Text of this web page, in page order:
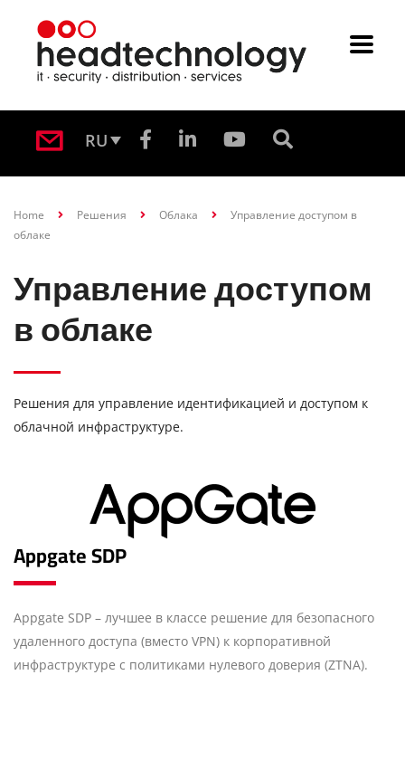
RU
Home Решения Облака
Управление доступом в
облаке
Управление доступом
в облаке
Решения для управление идентификацией и доступом к
облачной инфраструктуре.
Appgate SDP
Appgate SDP – лучшее в классе решение для безопасного
удаленного доступа (вместо VPN) к корпоративной
инфраструктуре с политиками нулевого доверия (ZTNA).